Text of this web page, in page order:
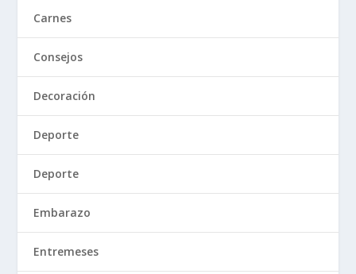
Carnes
Consejos
Decoración
Deporte
Deporte
Embarazo
Entremeses